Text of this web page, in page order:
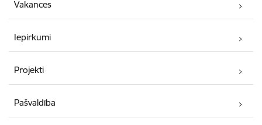
Vakances
Iepirkumi
Projekti
Pašvaldība